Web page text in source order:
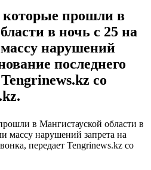
которые прошли в
в ночь с 25 на
нарушений
последнего
со
в Мангистауской области в
массу нарушений запрета на
передает Tengrinews.kz со